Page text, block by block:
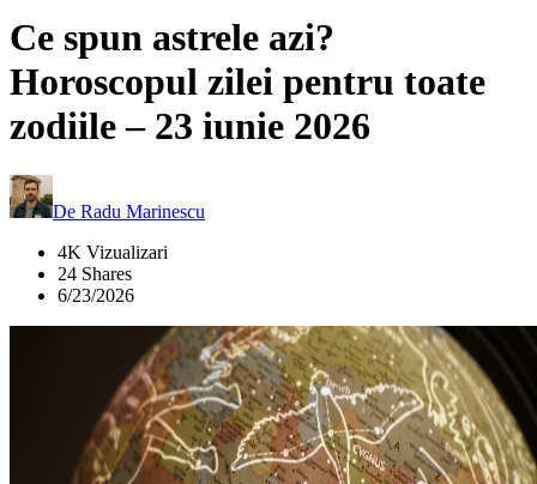
Ce spun astrele azi?
Horoscopul zilei pentru toate
zodiile – 23 iunie 2026
De Radu Marinescu
4K Vizualizari
24 Shares
6/23/2026